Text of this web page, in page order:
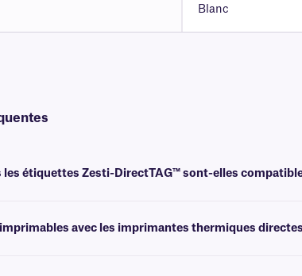
Blanc
étiquettes Zesti-DirectTAG™ sont-elles
avec les imprimantes thermiques